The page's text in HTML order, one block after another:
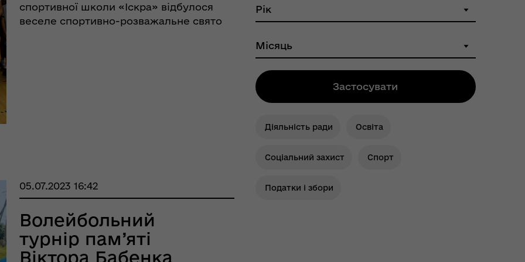
послуг з
здоров'я
життєстійкості
спортивної школи «Іскра» відбулося
веселе спортивно-розважальне свято
05.07.2023 16:42
Волейбольний
турнір пам’яті
Віктора Бабенка
Застосувати
Діяльність ради Освіта
Соціальний захист Спорт
Податки і збори